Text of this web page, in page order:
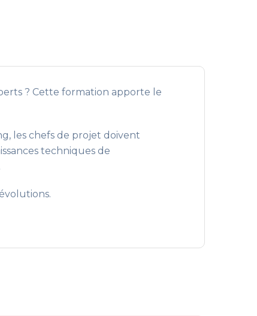
? Cette formation apporte le
les chefs de projet doivent
techniques de